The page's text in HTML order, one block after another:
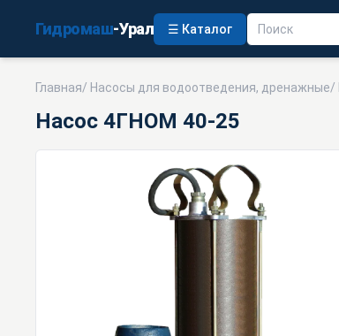
Гидромаш-Урал ☰ Каталог
Главная/ Насосы для водоотведения, дренажные/
Насос 4ГНОМ 40-25